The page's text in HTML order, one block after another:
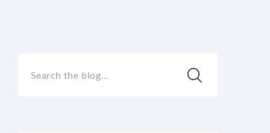
Search the blog...